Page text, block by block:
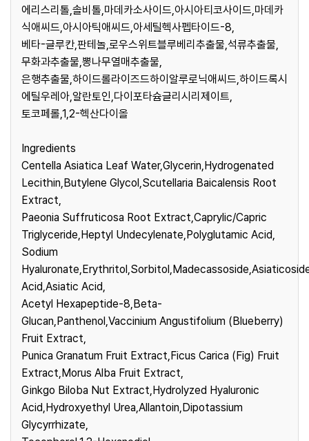
에리스리톨,솔비톨,마데카소사이드,아시아티코사이드,마데카
식애씨드,아시아틱애씨드,아세틸헥사펩타이드-8,
베타-글루칸,판테놀,로우스위트블루베리추출물,석류추출물,
무화과추출물,뽕나무열매추출물,
은행추출물,하이드롤라이즈드하이알루로닉애씨드,하이드록시
에틸우레아,알란토인,다이포타슘글리시리제이트,
토코페롤,1,2-헥산다이올
Ingredients
Centella Asiatica Leaf Water,Glycerin,Hydrogenated
Lecithin,Butylene Glycol,Scutellaria Baicalensis Root
Extract,
Paeonia Suffruticosa Root Extract,Caprylic/Capric
Triglyceride,Heptyl Undecylenate,Polyglutamic Acid,
Sodium
Acid,Asiatic Acid,
Acetyl Hexapeptide-8,Beta-
Glucan,Panthenol,Vaccinium Angustifolium (Blueberry)
Fruit Extract,
Punica Granatum Fruit Extract,Ficus Carica (Fig) Fruit
Extract,Morus Alba Fruit Extract,
Ginkgo Biloba Nut Extract,Hydrolyzed Hyaluronic
Acid,Hydroxyethyl Urea,Allantoin,Dipotassium
Glycyrrhizate,